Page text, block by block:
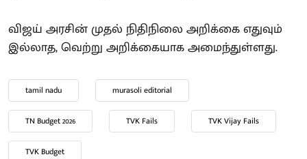
விஜய் அரசின் முதல் நிதிநிலை அறிக்கை எதுவும்
இல்லாத, வெற்று அறிக்கையாக அமைந்துள்ளது.
tamil nadu murasoli editorial
TN Budget 2026 TVK Fails TVK Vijay Fails
TVK Budget